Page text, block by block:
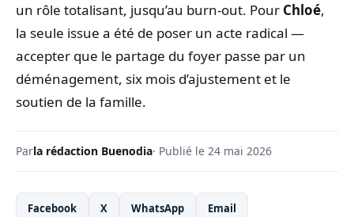
un rôle totalisant, jusqu’au burn‑out. Pour Chloé,
la seule issue a été de poser un acte radical —
accepter que le partage du foyer passe par un
déménagement, six mois d’ajustement et le
soutien de la famille.
Parla rédaction Buenodia· Publié le 24 mai 2026
Facebook X WhatsApp Email